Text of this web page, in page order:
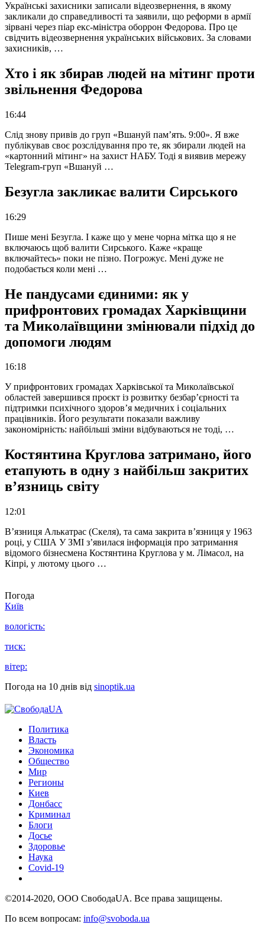
Українські захисники записали відеозвернення, в якому
закликали до справедливості та заявили, що реформи в армії
зірвані через піар екс-міністра оборрон Федорова. Про це
свідчить відеозвернення українських військових. За словами
захисників, …
Хто і як збирав людей на мітинг проти
звільнення Федорова
16:44
Слід знову привів до груп «Вшануй пам’ять. 9:00». Я вже
публікував своє розслідування про те, як збирали людей на
«картонний мітинг» на захист НАБУ. Тоді я виявив мережу
Telegram-груп «Вшануй …
Безугла закликає валити Сирського
16:29
Пише мені Безугла. І каже що у мене чорна мітка що я не
включаюсь щоб валити Сирського. Каже «краще
включайтесь» поки не пізно. Погрожує. Мені дуже не
подобається коли мені …
Не пандусами єдиними: як у
прифронтових громадах Харківщини
та Миколаївщини змінювали підхід до
допомоги людям
16:18
У прифронтових громадах Харківської та Миколаївської
областей завершився проєкт із розвитку безбар’єрності та
підтримки психічного здоров’я медичних і соціальних
працівників. Його результати показали важливу
закономірність: найбільші зміни відбуваються не тоді, …
Костянтина Круглова затримано, його
етапують в одну з найбільш закритих
в’язниць світу
12:01
В’язниця Алькатрас (Скеля), та сама закрита в’язниця у 1963
році, у США У ЗМІ з’явилася інформація про затримання
відомого бізнесмена Костянтина Круглова у м. Лімасол, на
Кіпрі, у лютому цього …
Погода
Київ
вологість:
тиск:
вітер:
Погода на 10 днів від sinoptik.ua
Политика
Власть
Экономика
Общество
Мир
Регионы
Киев
Донбасс
Криминал
Блоги
Досье
Здоровье
Наука
Covid-19
©2014-2020, ООО СвободаUA. Все права защищены.
По всем вопросам: info@svoboda.ua